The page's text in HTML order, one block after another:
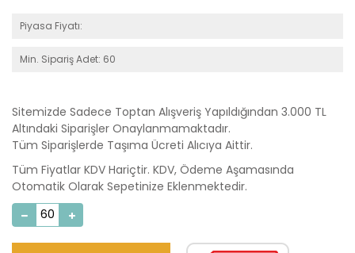
Piyasa Fiyatı:
Min. Sipariş Adet: 60
Sitemizde Sadece Toptan Alışveriş Yapıldığından 3.000 TL
Altındaki Siparişler Onaylanmamaktadır.
Tüm Siparişlerde Taşıma Ücreti Alıcıya Aittir.
Tüm Fiyatlar KDV Hariçtir. KDV, Ödeme Aşamasında
Otomatik Olarak Sepetinize Eklenmektedir.